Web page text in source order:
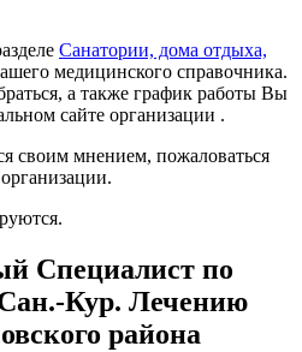
Санатории, дома отдыха,
медицинского справочника.
а также график работы Вы
сайте организации .
своим мнением, пожаловаться
Специалист по
Кур. Лечению
района